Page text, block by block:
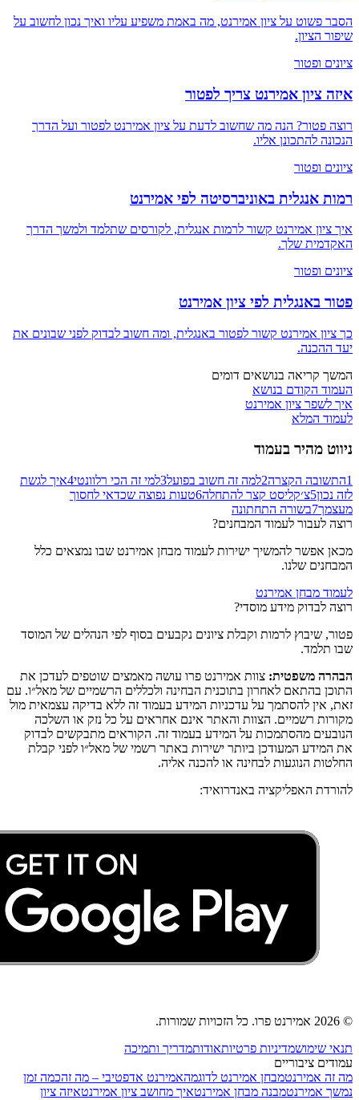
הסבר פשוט על ציון אמירנט, מה באמת משפיע עליו ואיך נכון לחשוב על
שיפור הציון.
ציונים ופטור
איזה ציון אמירנט צריך לפטור
רוצה פטור? הנה מה שחשוב לדעת על ציון אמירנט לפטור ועל הדרך
הנכונה להתכונן אליו.
ציונים ופטור
רמות אנגלית באוניברסיטה לפי אמירנט
איך ציון אמירנט קשור לרמות אנגלית, לקורסים שתלמד ולמשך הדרך
האקדמית שלך.
ציונים ופטור
פטור באנגלית לפי ציון אמירנט
כך ציון אמירנט קשור לפטור באנגלית, ומה חשוב לבדוק לפני שבונים את
יעד ההכנה.
המשך קריאה בנושאים דומים
העמוד הקודם בנושא
איך לשפר ציון אמירנט
לעמוד המלא
ניווט מהיר בעמוד
1התשובה הקצרה2למה זה חשוב בפועל3למי זה הכי רלוונטי4איך לגשת
לזה נכון5צ׳קליסט קצר להתחלה6טעות נפוצה שכדאי לחסוך
מעצמך7בשורה התחתונה
רוצה לעבור לעמוד המבחנים?
מכאן אפשר להמשיך ישירות לעמוד מבחן אמירנט שבו נמצאים כלל
המבחנים שלנו.
לעמוד מבחן אמירנט
רוצה לבדוק מידע מוסדי?
פטור, שיבוץ לרמות וקבלת ציונים נקבעים בסוף לפי הנהלים של המוסד
שבו תלמד.
הבהרה משפטית: צוות אמירנט פרו עושה מאמצים שוטפים לעדכן את
התוכן בהתאם לאחרון בתוכנית הבחינה ולכללים הרשמיים של מאל״ו. עם
זאת, אין להסתמך על עדכניות המידע בעמוד זה ללא בדיקה עצמאית מול
מקורות רשמיים. הצוות והאתר אינם אחראים על כל נזק או השלכה
הנובעים מהסתמכות על המידע בעמוד זה. הקוראים מתבקשים לבדוק
את המידע המעודכן ביותר ישירות באתר רשמי של מאל״ו לפני קבלת
החלטות הנוגעות לבחינה או להכנה אליה.
להורדת האפליקציה באנדרואיד:
© 2026 אמירנט פרו. כל הזכויות שמורות.
תנאי שימושמדיניות פרטיותאודותמדריך ותמיכה
עמודים ציבוריים
מה זה אמירנטמבחן אמירנט לדוגמהאמירנט אדפטיבי – מה זהכמה זמן
נמשך אמירנטמבנה מבחן אמירנטאיך מחושב ציון אמירנטאיזה ציון